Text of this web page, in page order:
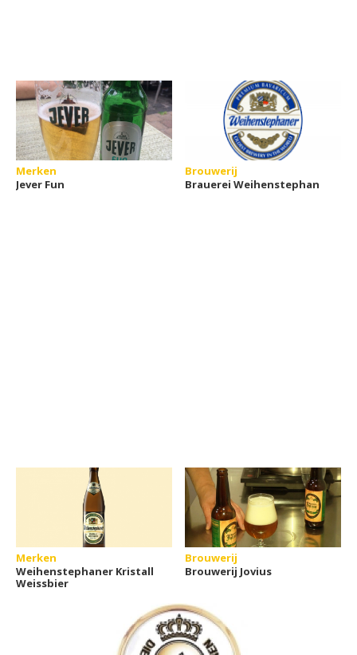
Merken
Jever Fun
Brouwerij
Brauerei Weihenstephan
Merken
Weihenstephaner Kristall
Weissbier
Brouwerij
Brouwerij Jovius